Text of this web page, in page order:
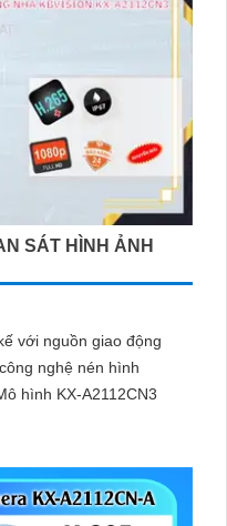
SÁT HÌNH ẢNH
với nguồn giao động
nghệ nén hình